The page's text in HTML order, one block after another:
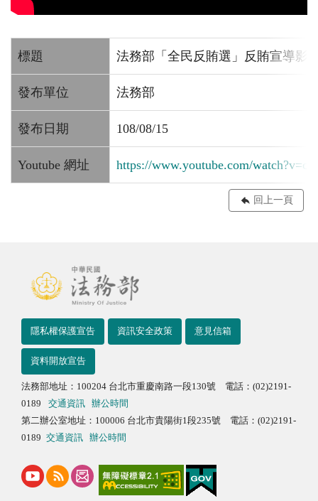
標題 法務部「全民反賄選」反賄宣導影
發布單位 法務部
發布日期 108/08/15
Youtube 網址 https://www.youtube.com/
回上一頁
隱私權保護宣告 資訊安全政策 意見信箱
資料開放宣告
法務部地址：100204 台北市重慶南路一段130號 電話：(02)2191-
0189
交通資訊
辦公時間
第二辦公室地址：100006 台北市貴陽街1段235號 電話：(02)2191-
0189 交通資訊 辦公時間